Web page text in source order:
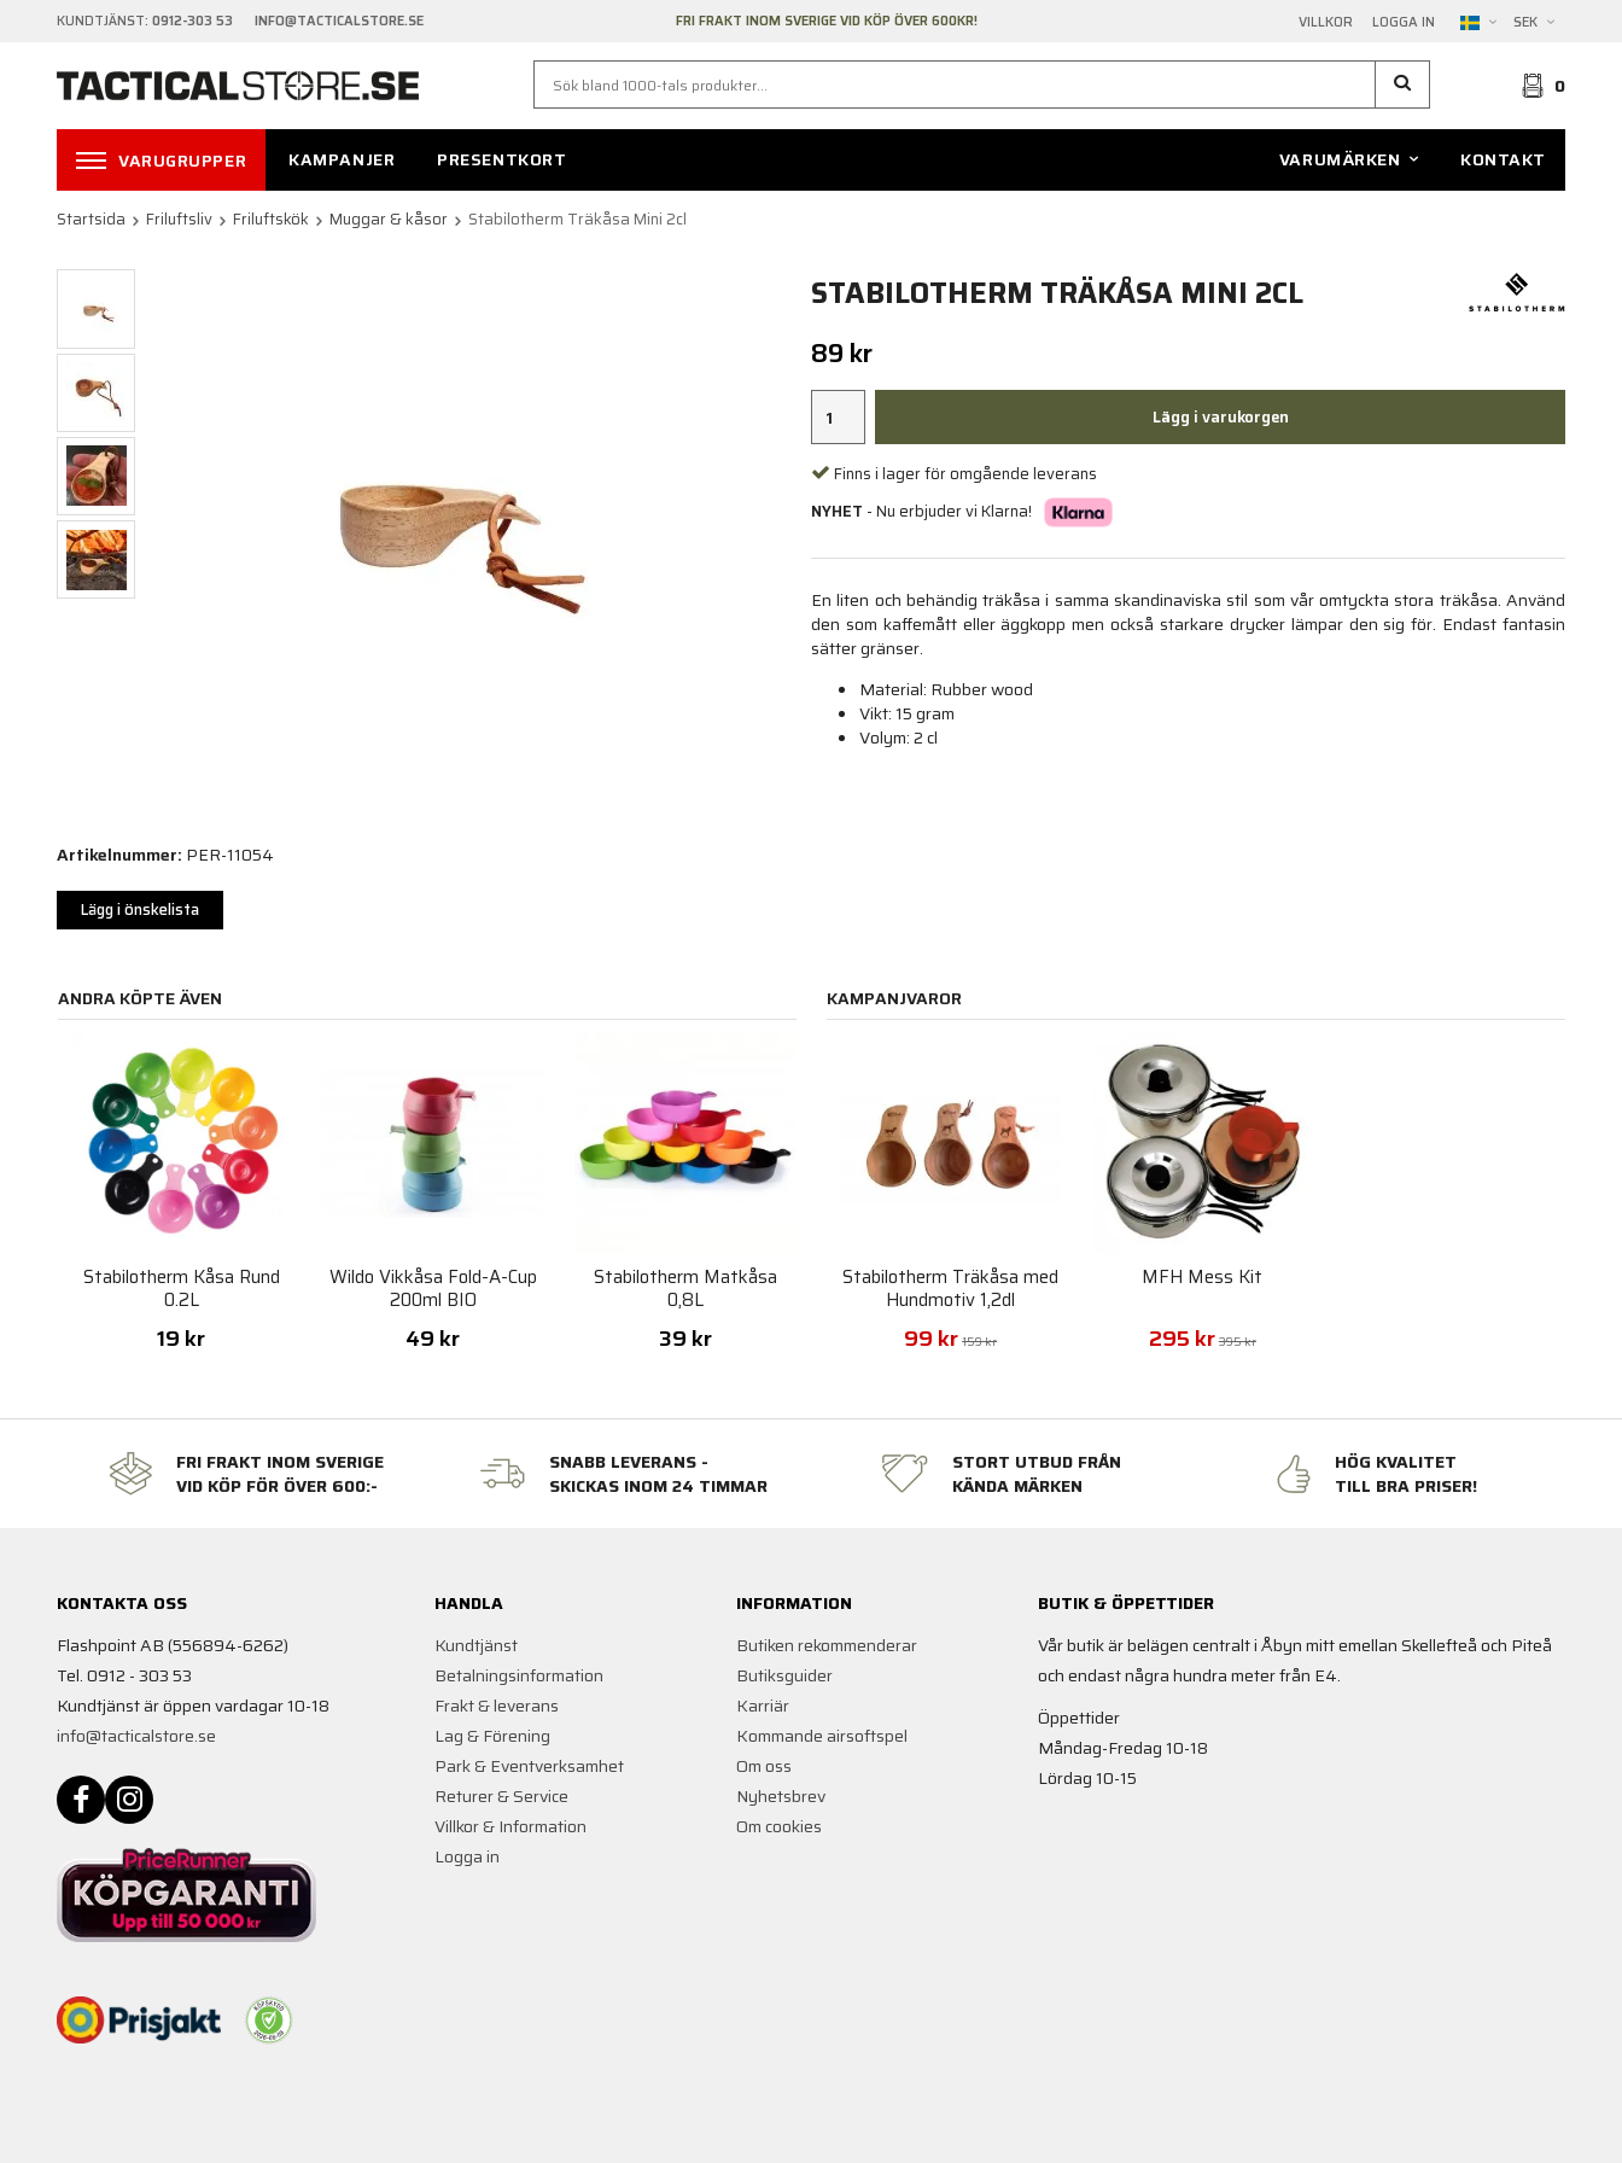
KUNDTJÄNST: 0912-303 53 INFO@TACTICALSTORE.SE VILLKOR LOGGA IN SEK
FRI FRAKT INOM SVERIGE VID KÖP ÖVER 600KR!
0
VARUGRUPPER KAMPANJER PRESENTKORT VARUMÄRKEN KONTAKT
Startsida Friluftsliv Friluftskök Muggar & kåsor Stabilotherm Träkåsa Mini 2cl
STABILOTHERM TRÄKÅSA MINI 2CL
89 kr
Lägg i varukorgen
Finns i lager för omgående leverans
NYHET - Nu erbjuder vi Klarna!
En liten och behändig träkåsa i samma skandinaviska stil som vår omtyckta stora träkåsa. Använd
den som kaffemått eller äggkopp men också starkare drycker lämpar den sig för. Endast fantasin
sätter gränser.
Material: Rubber wood
Vikt: 15 gram
Volym: 2 cl
Artikelnummer: PER-11054
Lägg i önskelista
ANDRA KÖPTE ÄVEN
Stabilotherm Kåsa Rund
0.2L
19 kr
Wildo Vikkåsa Fold-A-Cup
200ml BIO
49 kr
Stabilotherm Matkåsa
0,8L
39 kr
KAMPANJVAROR
Stabilotherm Träkåsa med
Hundmotiv 1,2dl
99 kr 159 kr
MFH Mess Kit
295 kr 395 kr
FRI FRAKT INOM SVERIGE
VID KÖP FÖR ÖVER 600:-
SNABB LEVERANS -
SKICKAS INOM 24 TIMMAR
STORT UTBUD FRÅN
KÄNDA MÄRKEN
HÖG KVALITET
TILL BRA PRISER!
KONTAKTA OSS
Flashpoint AB (556894-6262)
Tel. 0912 - 303 53
Kundtjänst är öppen vardagar 10-18
info@tacticalstore.se
HANDLA
Kundtjänst
Betalningsinformation
Frakt & leverans
Lag & Förening
Park & Eventverksamhet
Returer & Service
Villkor & Information
Logga in
INFORMATION
Butiken rekommenderar
Butiksguider
Karriär
Kommande airsoftspel
Om oss
Nyhetsbrev
Om cookies
BUTIK & ÖPPETTIDER
Vår butik är belägen centralt i Åbyn mitt emellan Skellefteå och Piteå
och endast några hundra meter från E4.
Öppettider
Måndag-Fredag 10-18
Lördag 10-15